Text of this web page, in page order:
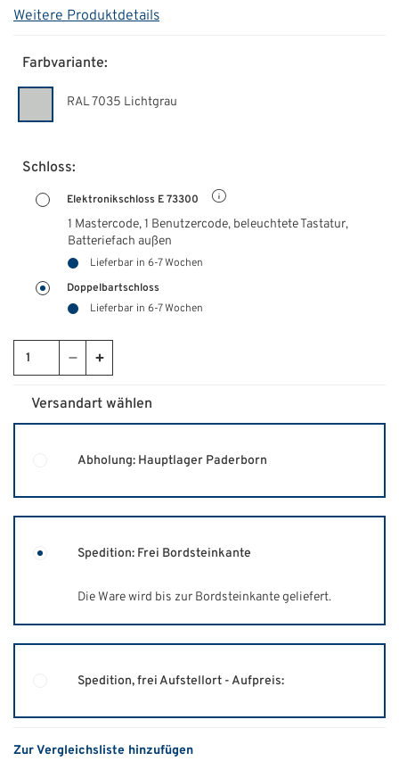
Weitere Produktdetails
Farbvariante:
RAL 7035 Lichtgrau
Schloss:
Elektronikschloss E 73300
1 Mastercode, 1 Benutzercode, beleuchtete Tastatur,
Batteriefach außen
Lieferbar in 6-7 Wochen
Doppelbartschloss
Lieferbar in 6-7 Wochen
Versandart wählen
Abholung: Hauptlager Paderborn
Spedition: Frei Bordsteinkante
Die Ware wird bis zur Bordsteinkante geliefert.
Spedition, frei Aufstellort - Aufpreis:
Zur Vergleichsliste hinzufügen